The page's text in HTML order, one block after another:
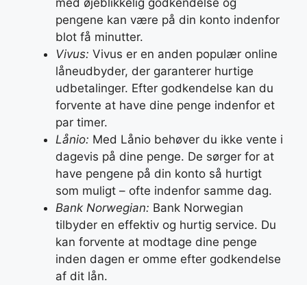
pengene kan være på din konto indenfor
blot få minutter.
Vivus: Vivus er en anden populær online
låneudbyder, der garanterer hurtige
udbetalinger. Efter godkendelse kan du
forvente at have dine penge indenfor et
par timer.
Lånio: Med Lånio behøver du ikke vente i
dagevis på dine penge. De sørger for at
have pengene på din konto så hurtigt
som muligt – ofte indenfor samme dag.
Bank Norwegian: Bank Norwegian
tilbyder en effektiv og hurtig service. Du
kan forvente at modtage dine penge
inden dagen er omme efter godkendelse
af dit lån.